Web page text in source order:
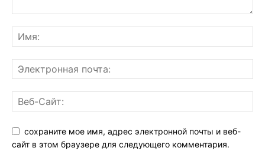
сохраните мое имя, адрес электронной почты и веб-
сайт в этом браузере для следующего комментария.